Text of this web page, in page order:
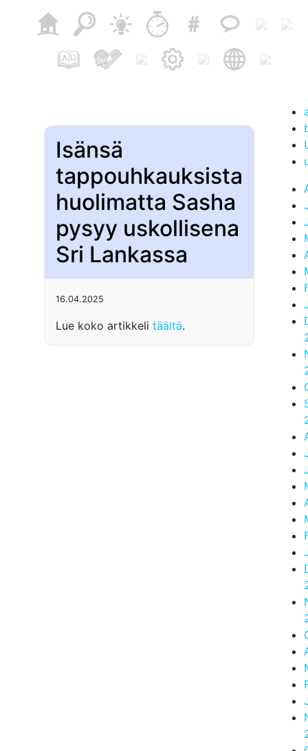
Isänsä
tappouhkauksista
huolimatta Sasha
pysyy uskollisena
Sri Lankassa
16.04.2025
Lue koko artikkeli täältä.